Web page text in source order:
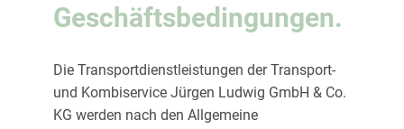
Geschäftsbedingungen.
Die Transportdienstleistungen der Transport-
und Kombiservice Jürgen Ludwig GmbH & Co.
KG werden nach den Allgemeine